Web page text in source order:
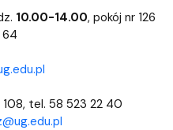
10.00-14.00, pokój nr 126
64
tel. 58 523 22 40